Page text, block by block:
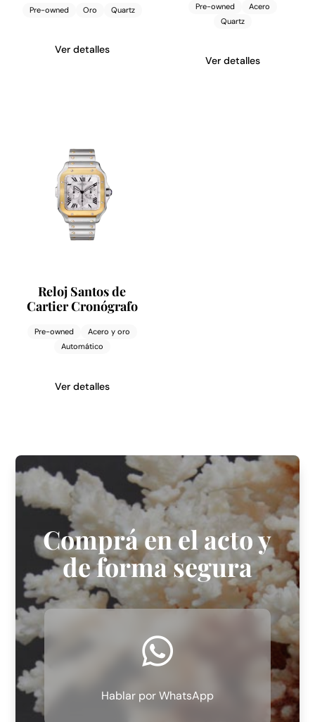
Pre-owned Oro Quartz
Ver detalles
Pre-owned
Acero
Quartz
Ver detalles
Reloj Santos de
Cartier Cronógrafo
Pre-owned
Acero y oro
Automático
Ver detalles
Comprá en el acto y
de forma segura

Hablar por WhatsApp